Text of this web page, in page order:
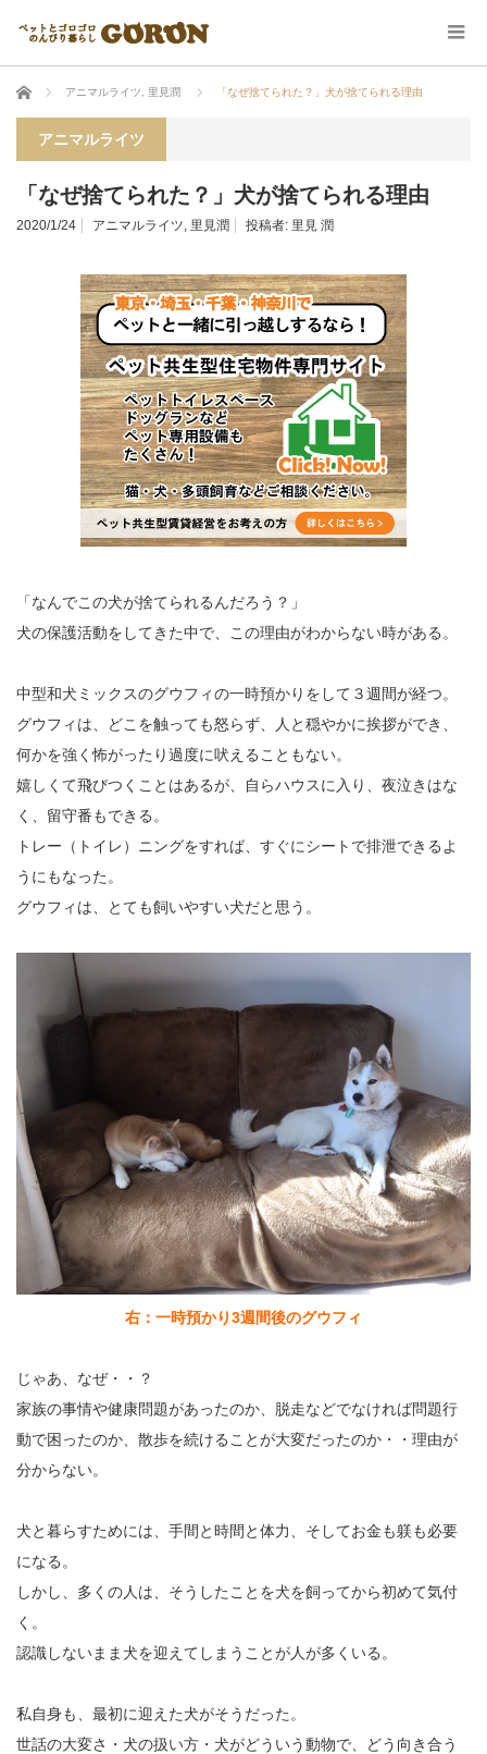
ホーム アニマルライツ 里見潤 「なぜ捨てられた？」犬が捨てられる理由
アニマルライツ
「なぜ捨てられた？」犬が捨てられる理由
2020/1/24 アニマルライツ, 里見潤 投稿者: 里見 潤
「なんでこの犬が捨てられるんだろう？」
犬の保護活動をしてきた中で、この理由がわからない時がある。
中型和犬ミックスのグウフィの一時預かりをして３週間が経つ。
グウフィは、どこを触っても怒らず、人と穏やかに挨拶ができ、
何かを強く怖がったり過度に吠えることもない。
嬉しくて飛びつくことはあるが、自らハウスに入り、夜泣きはな
く、留守番もできる。
トレー（トイレ）ニングをすれば、すぐにシートで排泄できるよ
うにもなった。
グウフィは、とても飼いやすい犬だと思う。
右：一時預かり3週間後のグウフィ
じゃあ、なぜ・・？
家族の事情や健康問題があったのか、脱走などでなければ問題行
動で困ったのか、散歩を続けることが大変だったのか・・理由が
分からない。
犬と暮らすためには、手間と時間と体力、そしてお金も躾も必要
になる。
しかし、多くの人は、そうしたことを犬を飼ってから初めて気付
く。
認識しないまま犬を迎えてしまうことが人が多くいる。
私自身も、最初に迎えた犬がそうだった。
世話の大変さ・犬の扱い方・犬がどういう動物で、どう向き合う